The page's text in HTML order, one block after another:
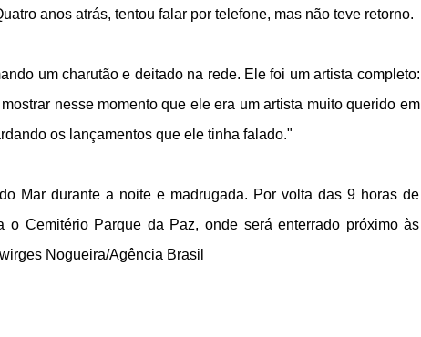
anos atrás, tentou falar por telefone, mas não teve retorno.
um charutão e deitado na rede. Ele foi um artista completo:
nesse momento que ele era um artista muito querido em
os lançamentos que ele tinha falado."
Mar durante a noite e madrugada. Por volta das 9 horas de
Cemitério Parque da Paz, onde será enterrado próximo às
Nogueira/Agência Brasil